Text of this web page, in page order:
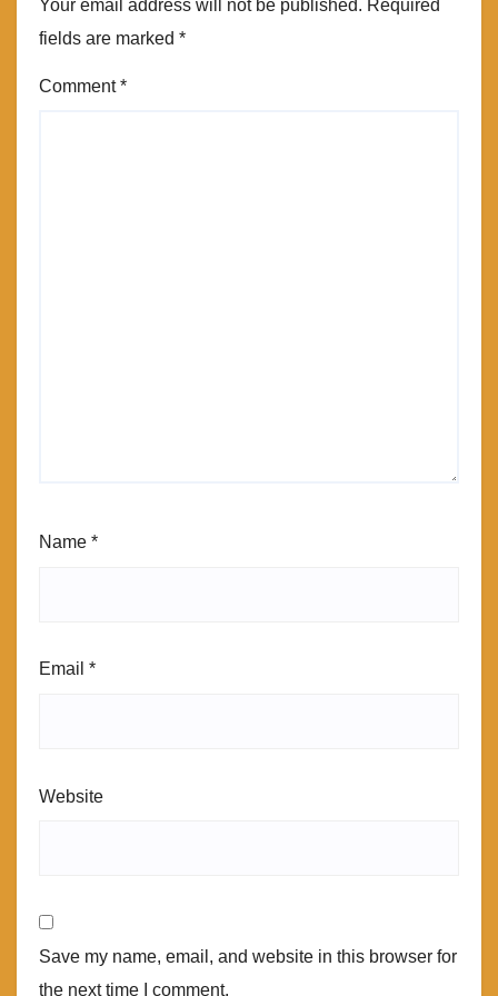
Your email address will not be published. Required
fields are marked *
Comment*
Name *
Email *
Website
Save my name, email, and website in this browser for
the next time I comment.